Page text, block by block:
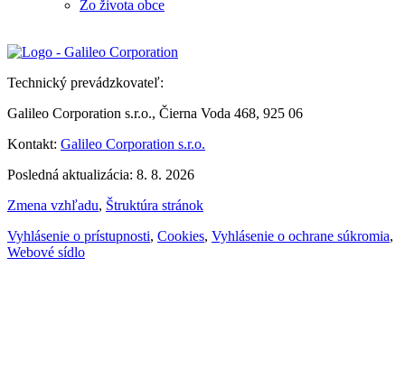
Zo života obce
Technický prevádzkovateľ:
Galileo Corporation s.r.o., Čierna Voda 468, 925 06
Kontakt: Galileo Corporation s.r.o.
Posledná aktualizácia: 8. 8. 2026
Zmena vzhľadu, Štruktúra stránok
Vyhlásenie o prístupnosti, Cookies, Vyhlásenie o ochrane súkromia,
Webové sídlo